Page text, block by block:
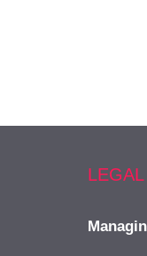
LEGAL